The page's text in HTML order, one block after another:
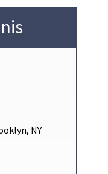
NY